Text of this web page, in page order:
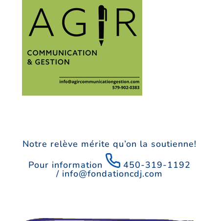
Notre relève mérite qu’on la soutienne!
Pour information
450-319-1192
/ info@fondationcdj.com